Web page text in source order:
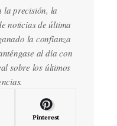
la precisión, la
noticias de última
la confianza
al día con
sobre los últimos
Pinterest